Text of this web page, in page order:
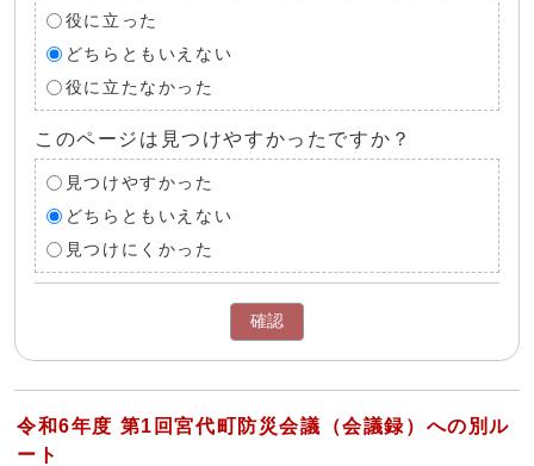
役に立った
どちらともいえない
役に立たなかった
このページは見つけやすかったですか？
見つけやすかった
どちらともいえない
見つけにくかった
確認
令和6年度 第1回宮代町防災会議（会議録）への別ル
ート